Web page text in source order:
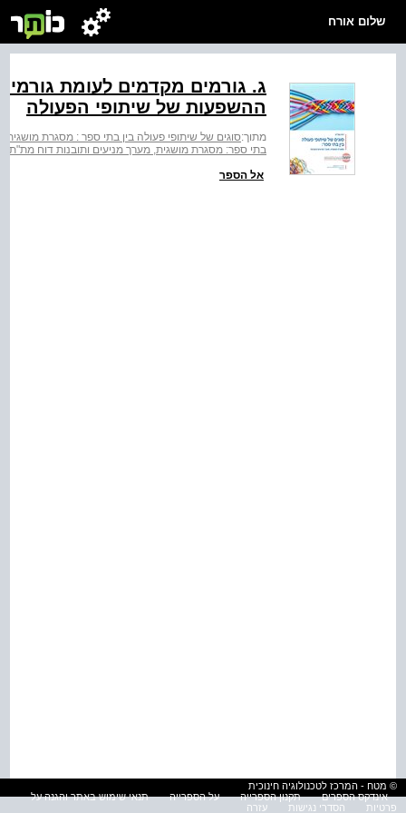
שלום אורח
ג. גורמים מקדמים לעומת
ההשפעות של שיתופי הפעולה
מתוך:סוגים של שיתופי פעולה בין בתי ספר : מסגרת
בתי ספר: מסגרת מושגית, מערך מניעים ותובנות דוח מת"ת
אל הספר
© מטח - המרכז לטכנולוגיה חינוכית
אינדקס הספרים
תקנון הספרייה על הספרייה
תנאי שימוש באתר והגנה על
פרטיות
הסדרי נגישות עזרה